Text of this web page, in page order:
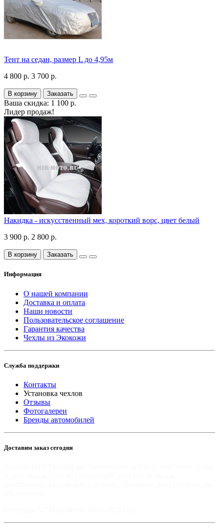
Тент на седан, размер L до 4,95м
4 800 р. 3 700 р.
В корзину Заказать
Ваша скидка: 1 100 р.
Лидер продаж!
Накидка - искусственный мех, короткий ворс, цвет белый
3 900 р. 2 800 р.
В корзину Заказать
Информация
О нашей компании
Доставка и оплата
Наши новости
Пользовательское соглашение
Гарантия качества
Чехлы из Экокожи
Служба поддержки
Контакты
Установка чехлов
Отзывы
Фотогалереи
Бренды автомобилей
Доставим заказ сегодня